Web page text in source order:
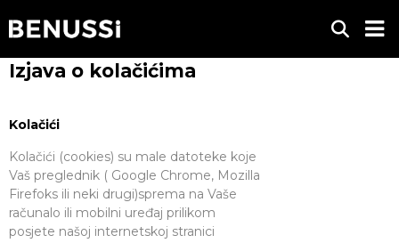
Izjava o kolačićima
Kolačići
Kolačići (cookies) su male datoteke koje
Vaš preglednik ( Google Chrome, Mozilla
Firefoks ili neki drugi)sprema na Vaše
računalo ili mobilni uređaj prilikom
posjete našoj internetskoj stranici